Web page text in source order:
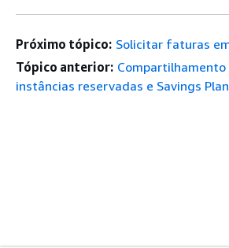
Próximo tópico: Solicitar faturas
Tópico anterior:
instâncias reservadas e Savings